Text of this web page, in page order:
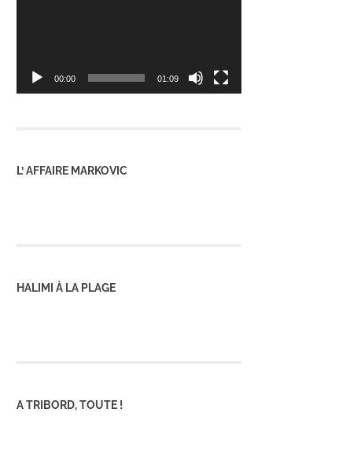
00:00 01:09
L’ AFFAIRE MARKOVIC
HALIMI À LA PLAGE
A TRIBORD, TOUTE !